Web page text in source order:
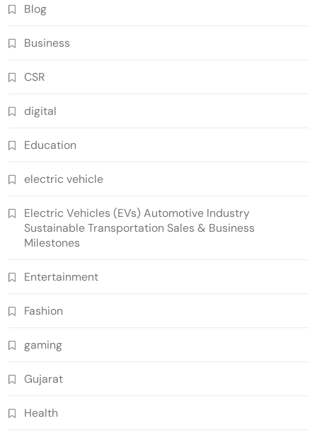
Blog
Business
CSR
digital
Education
electric vehicle
Electric Vehicles (EVs) Automotive Industry
Sustainable Transportation Sales & Business
Milestones
Entertainment
Fashion
gaming
Gujarat
Health